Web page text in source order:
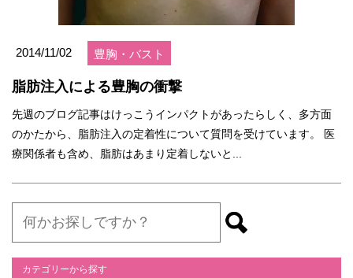
2014/11/02 豊胸・バスト
脂肪注入による豊胸の衝撃
先週のブログ記事はけっこうインパクトがあったらしく、多方面
のかたから、脂肪注入の定着性について質問を受けています。 医
療関係者も含め、脂肪はあまり定着しないと...
カテゴリーから探す